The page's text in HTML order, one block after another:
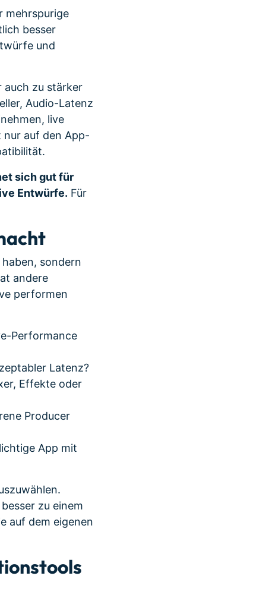
mehrspurige
besser
und
auch zu stärker
Audio-Latenz
live
nur auf den App-
sich gut für
Entwürfe. Für
sondern
andere
performen
Performance
Latenz?
Effekte oder
Producer
App mit
zu einem
auf dem eigenen